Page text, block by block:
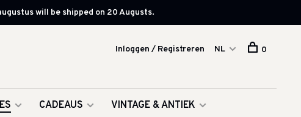
will be shipped on 20 Augusts.
CADEAUS
VINTAGE & ANTIEK
Inloggen / Registreren NL 0